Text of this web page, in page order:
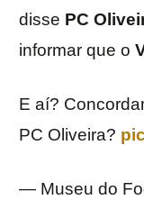
disse PC
informar que o
E aí?
PC Oliveira?
— Museu do